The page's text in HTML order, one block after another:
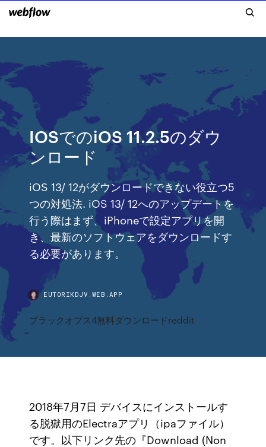
IOSでのiOS 11.2.5のダウ
ンロード
iOS 13/ 12がダウンロードできない役立つ5
つの対処法. iOS 13/ 12へのアップデートを
行う際はまず、iPhoneで設定アプリを開
き、最新のソフトウェアをダウンロードす
る必要があります。
EUTORIKDJV.WEB.APP
ブラックオプス4無料ダウンロードreddit
2018年7月7日 デバイスにインストールす
る脱獄用のElectraアプリ（ipaファイル）
です。以下リンク先の『Download (Non